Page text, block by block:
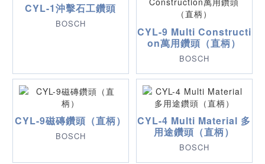
CYL-1沖擊石工鑽頭
BOSCH
CYL-9 Multi Constructi
on萬用鑽頭（直柄）
BOSCH
CYL-9磁磚鑽頭（直柄）
BOSCH
CYL-4 Multi Material 多
用途鑽頭（直柄）
BOSCH